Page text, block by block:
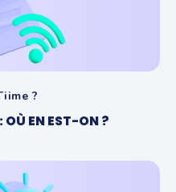
?
OÙ EN EST-ON ?